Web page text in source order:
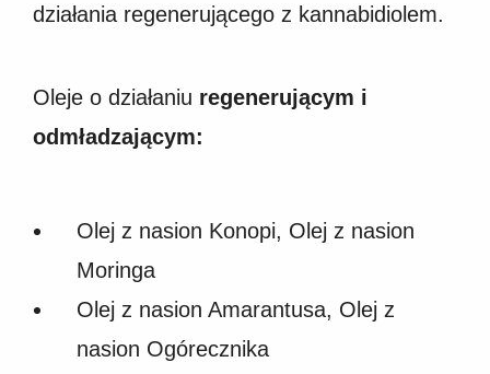
działania regenerującego z kannabidiolem.
Oleje o działaniu regenerującym i
odmładzającym:
Olej z nasion Konopi, Olej z nasion
Moringa
Olej z nasion Amarantusa, Olej z
nasion Ogórecznika